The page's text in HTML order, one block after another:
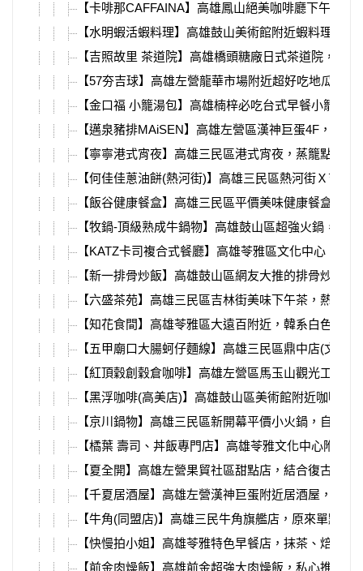
【卡啡那CAFFAINA】高雄鳳山絕美咖啡廳下午茶
【水明蝦活蝦料理】高雄鼓山美術館附近蝦料理推
【吉照故里 茶道院】高雄橋頭糖廠日式茶道院，翻
【57夯吉球】高雄左營龍華市場附近超好吃地瓜球
【金口福 小籠湯包】高雄楠梓必吃台式早餐小籠包
【邁泉豬排MAiSEN】高雄左營區漢神巨蛋4F，來
【寧寧港式宵夜】高雄三民區港式宵夜，蒸籠點心
【何佳佳蔥油餅(熱河街)】高雄三民區熱河街Ｘ吉
【飯谷健康餐盒】高雄三民區平價美味健康餐盒，
【牧鍋-頂級熟成牛鍋物】高雄鼓山區超強火鍋，頂
【KATZ卡司複合式餐廳】高雄苓雅區文化中心、
【新一排骨炒飯】高雄鼓山區網友大推的排骨炒飯
【六盛茶苑】高雄三民區吉林街美味下午茶，熱呼
【知花食間】高雄苓雅區大遠百附近，韓系白色網
【五甲廟口大腸蚵仔麵線】高雄三民區鼎中店(文藻
【紅頂穀創穀倉咖啡】高雄左營區馬玉山觀光工廠
【黑浮咖啡(高美店)】高雄鼓山區美術館附近咖啡
【京川鍋物】高雄三民區新開幕平價小火鍋，自助
【橘葉 壽司、丼飯專門店】高雄苓雅文化中心附近
【夏全開】高雄左營果貿社區甜點店，結合復古老
【千夏居酒屋】高雄左營漢神巨蛋附近居酒屋，絕
【牛角(同盟店)】高雄三民牛角旗艦店，原來單點
【快慢拍小姐】高雄苓雅特色早餐店，抹茶、焙茶
【前金肉燥飯】高雄前金超強大肉燥飯，私心推薦